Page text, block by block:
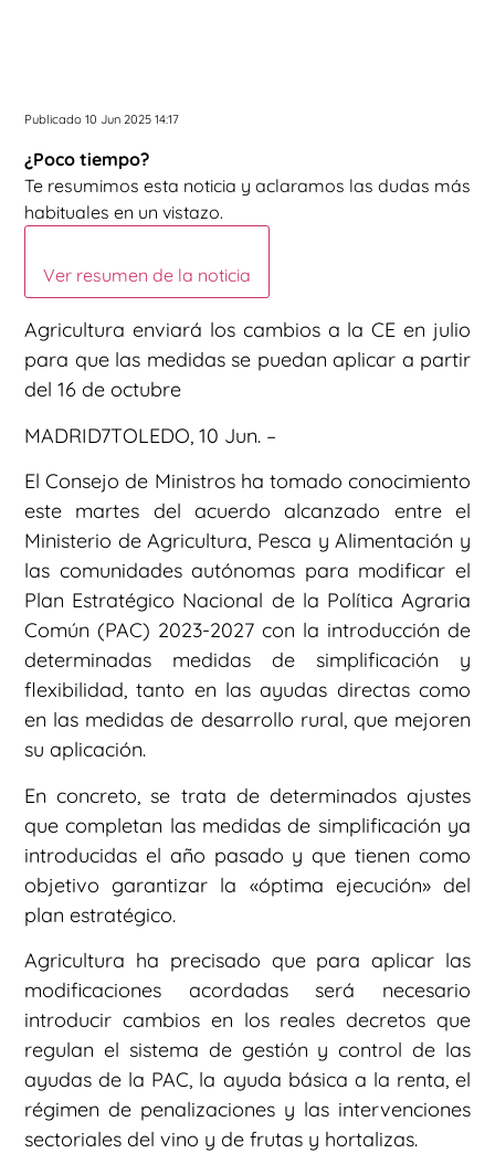
Publicado 10 Jun 2025 14:17
¿Poco tiempo?
Te resumimos esta noticia y aclaramos las dudas más
habituales en un vistazo.
Ver resumen de la noticia
Agricultura enviará los cambios a la CE en julio
para que las medidas se puedan aplicar a partir
del 16 de octubre
MADRID7TOLEDO, 10 Jun. –
El Consejo de Ministros ha tomado conocimiento
este martes del acuerdo alcanzado entre el
Ministerio de Agricultura, Pesca y Alimentación y
las comunidades autónomas para modificar el
Plan Estratégico Nacional de la Política Agraria
Común (PAC) 2023-2027 con la introducción de
determinadas medidas de simplificación y
flexibilidad, tanto en las ayudas directas como
en las medidas de desarrollo rural, que mejoren
su aplicación.
En concreto, se trata de determinados ajustes
que completan las medidas de simplificación ya
introducidas el año pasado y que tienen como
objetivo garantizar la «óptima ejecución» del
plan estratégico.
Agricultura ha precisado que para aplicar las
modificaciones acordadas será necesario
introducir cambios en los reales decretos que
regulan el sistema de gestión y control de las
ayudas de la PAC, la ayuda básica a la renta, el
régimen de penalizaciones y las intervenciones
sectoriales del vino y de frutas y hortalizas.